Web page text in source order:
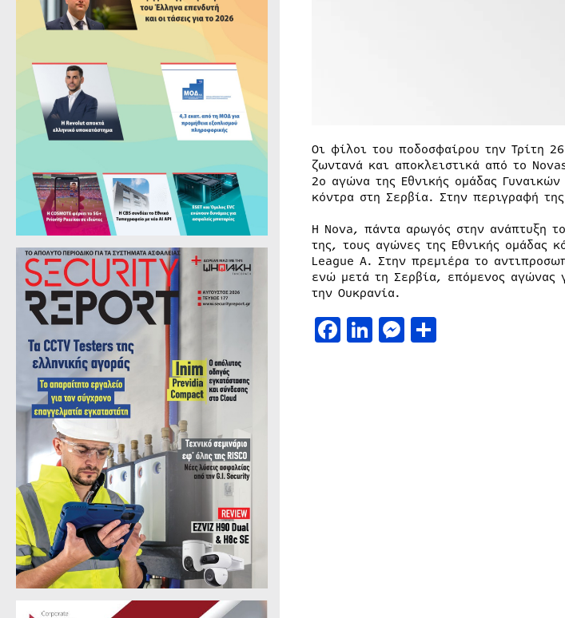
Οι φίλοι του ποδοσφαίρου την Τρίτη
ζωντανά και αποκλειστικά από το
2ο αγώνα της Εθνικής ομάδας
κόντρα στη Σερβία. Στην περιγραφή
H Nova, πάντα αρωγός στην ανάπτυξη
της, τους αγώνες της Εθνικής ομάδας
League A. Στην πρεμιέρα το
ενώ μετά τη Σερβία, επόμενος αγώνας
την Ουκρανία.
Facebook
LinkedIn
Messenger